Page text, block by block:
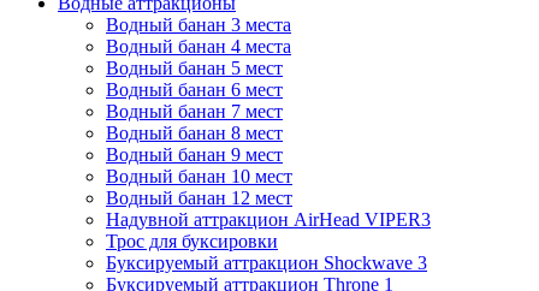
Водный банан 3 места
Водный банан 4 места
Водный банан 5 мест
Водный банан 6 мест
Водный банан 7 мест
Водный банан 8 мест
Водный банан 9 мест
Водный банан 10 мест
Водный банан 12 мест
Надувной аттракцион AirHead VIPER3
Трос для буксировки
Буксируемый аттракцион Shockwave 3
Буксируемый аттракцион Throne 1